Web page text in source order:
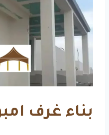
بناء غرف